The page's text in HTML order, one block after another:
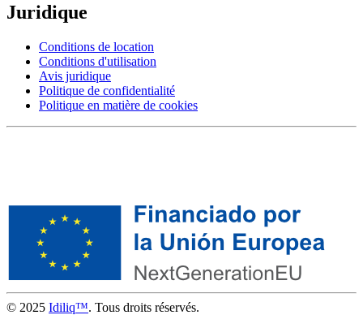
Juridique
Conditions de location
Conditions d'utilisation
Avis juridique
Politique de confidentialité
Politique en matière de cookies
© 2025 Idiliq™. Tous droits réservés.